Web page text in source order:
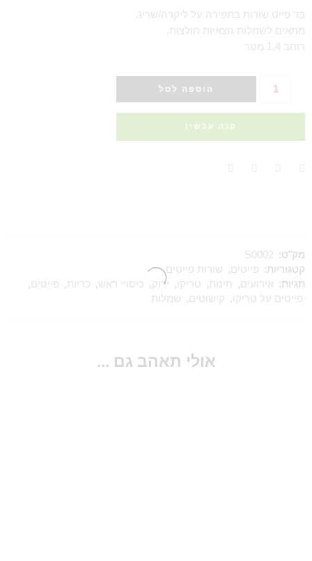
בד פייט שורות בתפירה על ליקרה/שריג.
מתאים לשמלות חצאיות חולצות.
רוחב 1.4 מטר
הוספה לסל
קנה עכשיו
מק"ט: S0002
קטגוריות: פייטים, שורות פייטים
תגיות: אירועים, חינות, טריקו , ירוק, כיסויי ראש, כריות, פייטים,
פייטים על טריקו , קישוטים, שמלות
אולי תאהב גם ...